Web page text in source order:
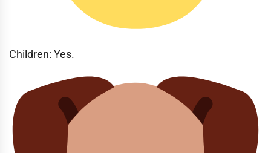
Children: Yes.